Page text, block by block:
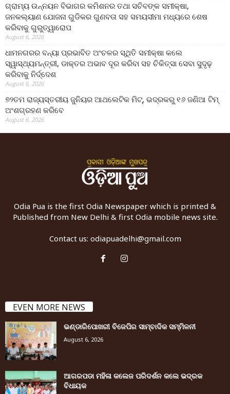
ଗ୍ରାମ୍ୟ ଉନ୍ନୟନ ବିଭାଗର କମିଶନର ତଥା ସଚିବଙ୍କ ସମୀକ୍ଷା,
ଜନକଲ୍ୟାଣ ଯୋଜନା ଗୁଡିକର ଗୁଣବତା ସହ ସମୟସୀମା ମଧ୍ୟରେ ଶେଷ
କରିବାକୁ ଗୁରୁତ୍ୱାରୋପ
August 6, 2026
ଧାମନଗରର ବନ୍ୟା ପ୍ରଭାବିତ ଅଂଚଳର ସ୍ଥିତି ସମୀକ୍ଷା କଲେ
ସ୍ୱାସ୍ଥ୍ୟମନ୍ତ୍ରୀ, ଡାକ୍ତର ଅଭାବ ଦୂର କରିବା ସହ ଚିକିତ୍ସା ସେବା ସୁଦୃଢ଼
କରିବାକୁ ନିର୍ଦ୍ଦେଶ
August 6, 2026
୭୨ତମ ରାଜ୍ୟସ୍ତରୀୟ ଜୁନିୟର ଆଥଲେଟିକ ମିଟ୍‌, ଭଦ୍ରକରୁ ୧୬ ଜଣିଆ ଟିମ୍
ଅଂଶଗ୍ରହଣ କରିବେ
August 6, 2026
Odia Pua is the first Odia Newspaper which is printed &
Published from New Delhi & first Odia mobile news site.
Contact us: odiapuadelhi@gmail.com
EVEN MORE NEWS
ଭଣ୍ଡାରିପୋଖରୀ ବିଜେପିର ସାମ୍ବାଦିକ ସମ୍ମିଳନୀ
August 6, 2026
ଆଗରପଡା ମହିଳା କଲେଜ ପରିଦର୍ଶନ କଲେ ଭଦ୍ରକ
ବିଧାୟକ